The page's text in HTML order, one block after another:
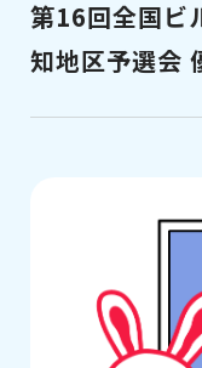
第16回全国ビ
知地区予選会